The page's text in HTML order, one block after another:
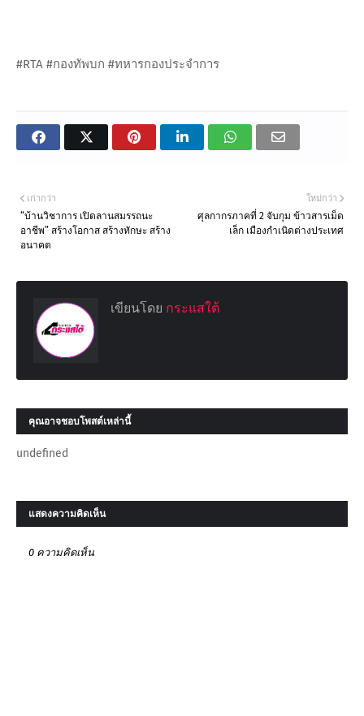
#RTA #กองทัพบก #ทหารกองประจำการ
ใหม่กว่า
ศุลกากรภาคที่ 2 จับกุม ข้าวสารเม็ด
เล็ก เมืองกำเนิดต่างประเทศ
เก่ากว่า
“บ้านวิชาการ เปิดลานสมรรถนะ
อาชีพ” สร้างโอกาส สร้างทักษะ สร้าง
อนาคต
เขียนโดย กระแสใต้
คุณอาจชอบโพสต์เหล่านี้
undefined
แสดงความคิดเห็น
0 ความคิดเห็น